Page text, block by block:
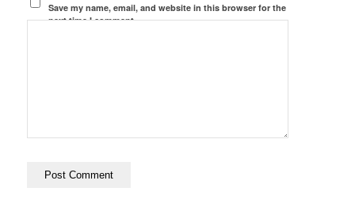
Save my name, email, and website in this browser for the
next time I comment.